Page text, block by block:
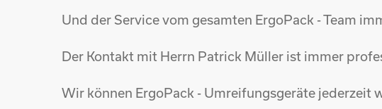
Und der Service vom gesamten ErgoPack - Team
Der Kontakt mit Herrn Patrick Müller ist immer
Wir können ErgoPack - Umreifungsgeräte